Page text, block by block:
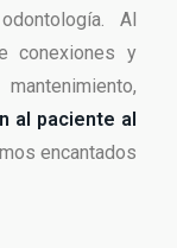
Al
conexiones y
al paciente al
encantados